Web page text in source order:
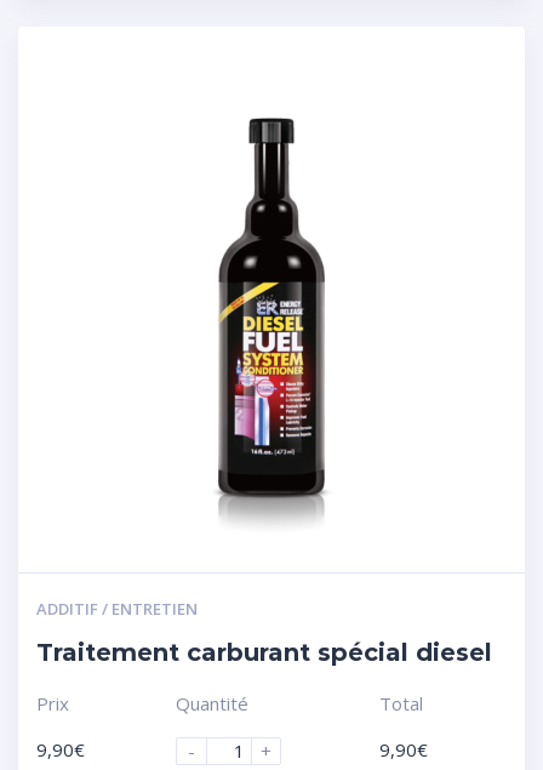
ADDITIF / ENTRETIEN
Traitement carburant spécial diesel
Prix
9,90€
Quantité
-
+
Total
9,90€